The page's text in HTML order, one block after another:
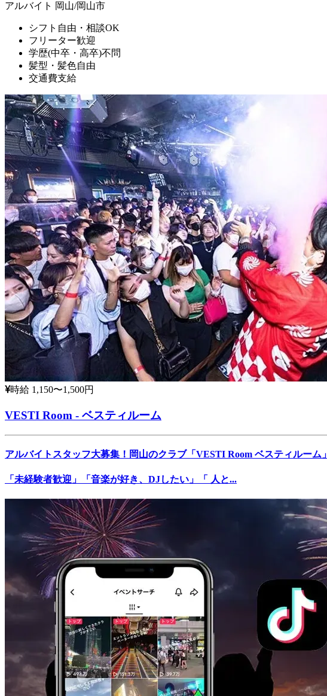
アルバイト 岡山/岡山市
シフト自由・相談OK
フリーター歓迎
学歴(中卒・高卒)不問
髪型・髪色自由
交通費支給
時給 1,150〜1,500円
VESTI Room - ベスティルーム
アルバイトスタッフ大募集！岡山のクラブ「VESTI Room ベスティルーム」
「未経験者歓迎」「音楽が好き、DJしたい」「 人と...